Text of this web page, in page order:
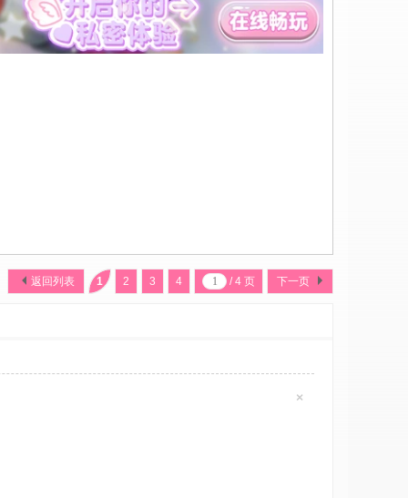
1 2 3 4 / 4 页 下一页
返回列表
×